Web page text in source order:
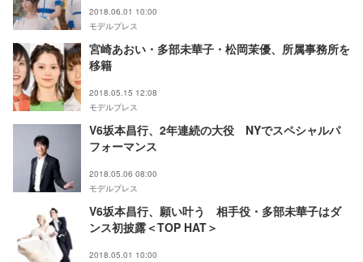
2018.06.01 10:00
モデルプレス
宮崎あおい・多部未華子・松岡茉優、所属事務所を
移籍
2018.05.15 12:08
モデルプレス
V6坂本昌行、2年連続の大役 NYでスペシャルパ
フォーマンス
2018.05.06 08:00
モデルプレス
V6坂本昌行、願い叶う 相手役・多部未華子はダ
ンス初披露＜TOP HAT＞
2018.05.01 10:00